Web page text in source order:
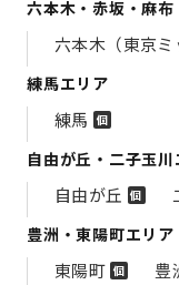
六本木・赤坂・麻
六本木（東京ミ
練馬エリア
練馬 個
自由が丘・二子玉川
自由が丘 個
豊洲・東陽町エリア
東陽町 個
豊